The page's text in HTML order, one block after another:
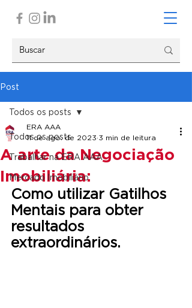
Post
Todos os posts
Trabalhar na ERA AAA
Mercado Imobiliário
Todos os posts
A arte da Negociação
Imobiliária:
ERA AAA
11 de ago. de 2023 3 min de leitura
Como utilizar Gatilhos
Mentais para obter
resultados
extraordinários.